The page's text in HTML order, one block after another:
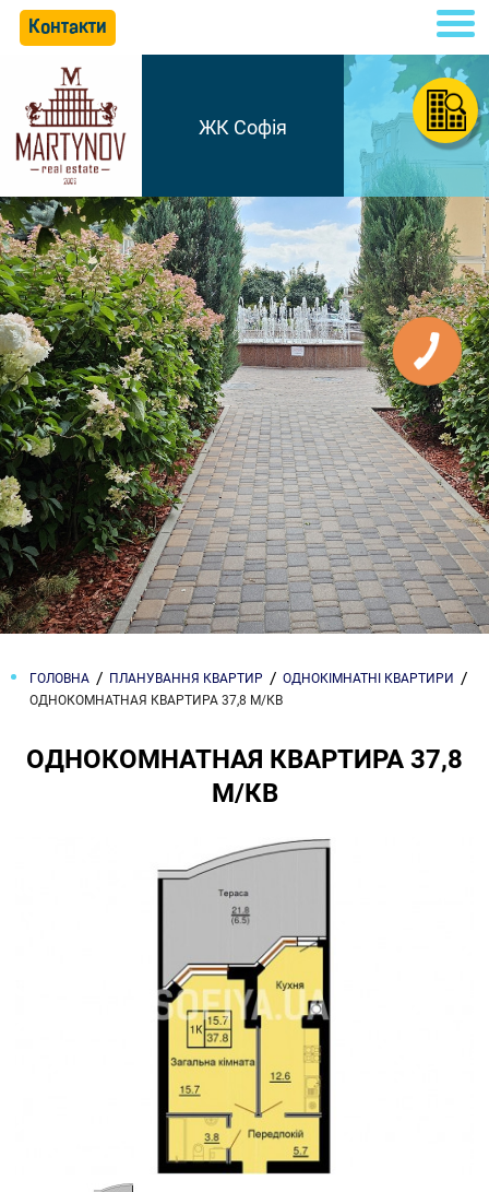
Контакти
ЖК Софія
ГОЛОВНА ПЛАНУВАННЯ КВАРТИР
ОДНОКІМНАТНІ КВАРТИРИ
ОДНОКОМНАТНАЯ КВАРТИРА 37,8 М/КВ
ОДНОКОМНАТНАЯ КВАРТИРА 37,8
М/КВ